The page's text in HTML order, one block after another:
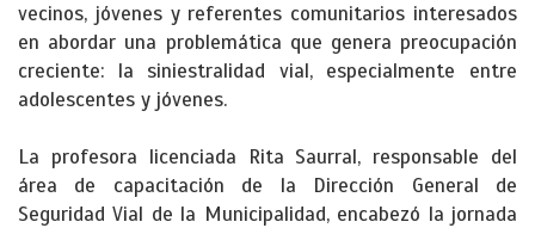
vecinos, jóvenes y referentes comunitarios interesados
en abordar una problemática que genera preocupación
creciente: la siniestralidad vial, especialmente entre
adolescentes y jóvenes.
La profesora licenciada Rita Saurral, responsable del
área de capacitación de la Dirección General de
Seguridad Vial de la Municipalidad, encabezó la jornada